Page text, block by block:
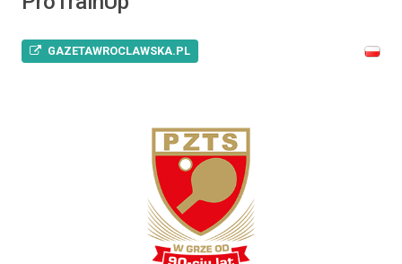
GAZETAWROCLAWSKA.PL